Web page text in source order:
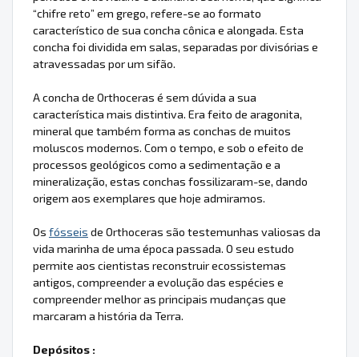
“chifre reto” em grego, refere-se ao formato
característico de sua concha cônica e alongada. Esta
concha foi dividida em salas, separadas por divisórias e
atravessadas por um sifão.
A concha de Orthoceras é sem dúvida a sua
característica mais distintiva. Era feito de aragonita,
mineral que também forma as conchas de muitos
moluscos modernos. Com o tempo, e sob o efeito de
processos geológicos como a sedimentação e a
mineralização, estas conchas fossilizaram-se, dando
origem aos exemplares que hoje admiramos.
Os fósseis de Orthoceras são testemunhas valiosas da
vida marinha de uma época passada. O seu estudo
permite aos cientistas reconstruir ecossistemas
antigos, compreender a evolução das espécies e
compreender melhor as principais mudanças que
marcaram a história da Terra.
Depósitos :